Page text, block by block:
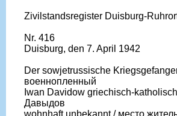
Zivilstandsregister Duisburg-
Nr. 416
Duisburg, den 7. April 1942
Der sowjetrussische
военнопленный
Iwan Davidow griechisch-
Давыдов
wohnhaft unbekannt / место